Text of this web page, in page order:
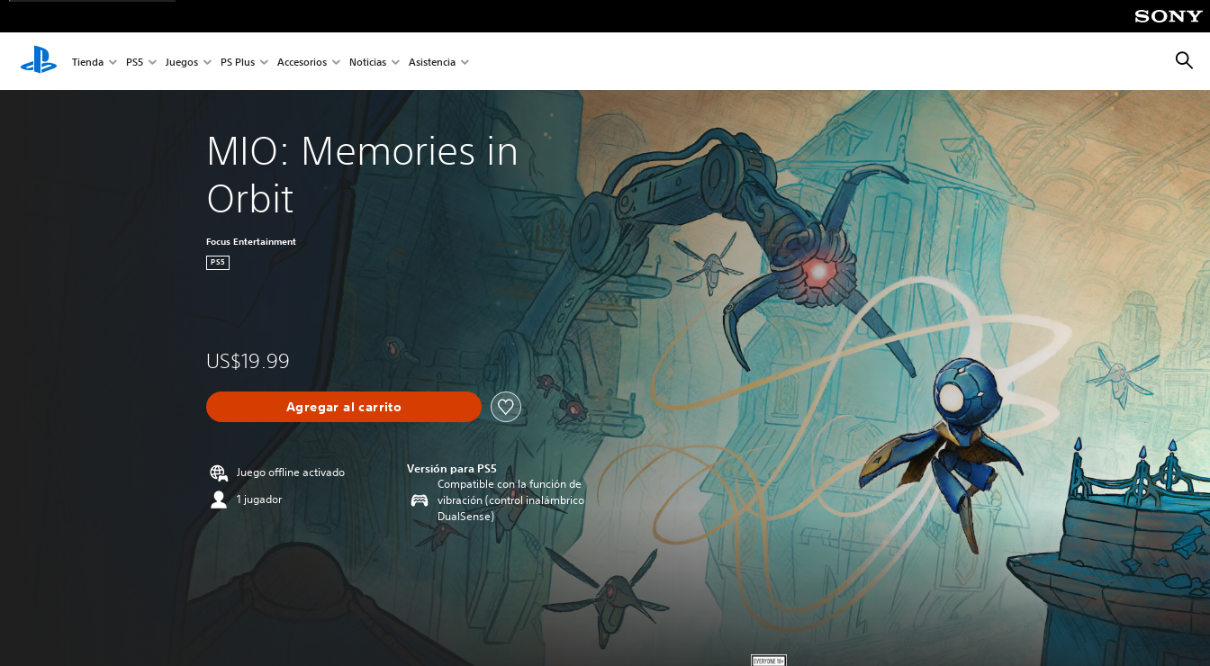
Tienda PS5 Juegos PS Plus Accesorios Noticias Asistencia
MIO: Memories in
Orbit
Focus Entertainment
PS5
US$19.99
Agregar al carrito
Juego offline activado
1 jugador
Versión para PS5
Compatible con la función de
vibración (control inalámbrico
DualSense)